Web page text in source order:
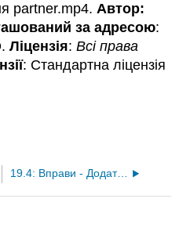
partner.mp4.Автор:
за адресою:
Ліцензія:Всі права
: Стандартна ліцензія
19.4: Вправи - Додаток B (переглянути питання)